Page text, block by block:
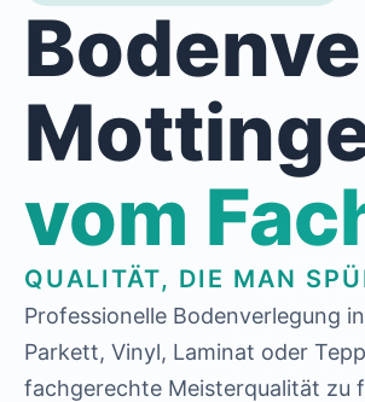
vom
QUALITÄT, DIE MAN
Professionelle Bodenverlegung in
Parkett, Vinyl, Laminat oder
fachgerechte Meisterqualität zu